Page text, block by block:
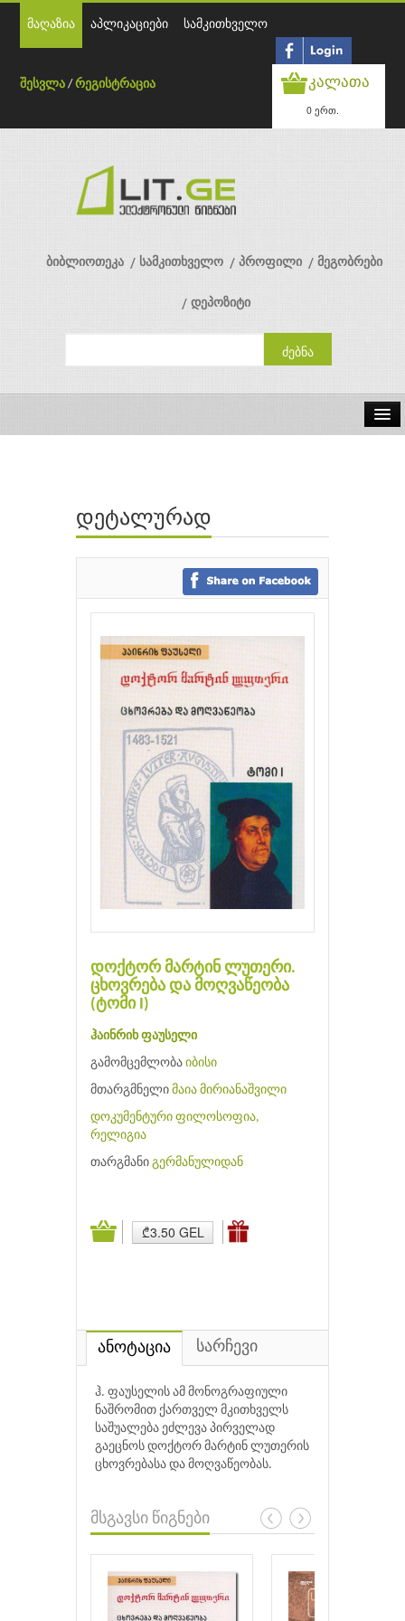
მაღაზია აპლიკაციები სამკითხველო
შესვლა /რეგისტრაცია კალათა
0 ერთ.
ბიბლიოთეკა სამკითხველო პროფილი მეგობრები
დეპოზიტი
ავტორები
გამომცემლობები
დეტალურად
დოქტორ მარტინ ლუთერი.
ცხოვრება და მოღვაწეობა
(ტომი I)
ჰაინრიხ ფაუსელი
გამომცემლობა იბისი
მთარგმნელი მაია მირიანაშვილი
დოკუმენტური ფილოსოფია,
რელიგია
თარგმანი გერმანულიდან
₾3.50 GEL
ანოტაცია სარჩევი
ჰ. ფაუსელის ამ მონოგრაფიული
ნაშრომით ქართველ მკითხველს
საშუალება ეძლევა პირველად
გაეცნოს დოქტორ მარტინ ლუთერის
ცხოვრებასა და მოღვაწეობას.
მსგავსი წიგნები